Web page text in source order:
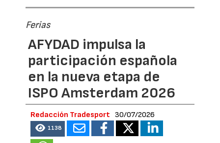
Ferias
AFYDAD impulsa la
participación española
en la nueva etapa de
ISPO Amsterdam 2026
Redacción Tradesport 30/07/2026
1138